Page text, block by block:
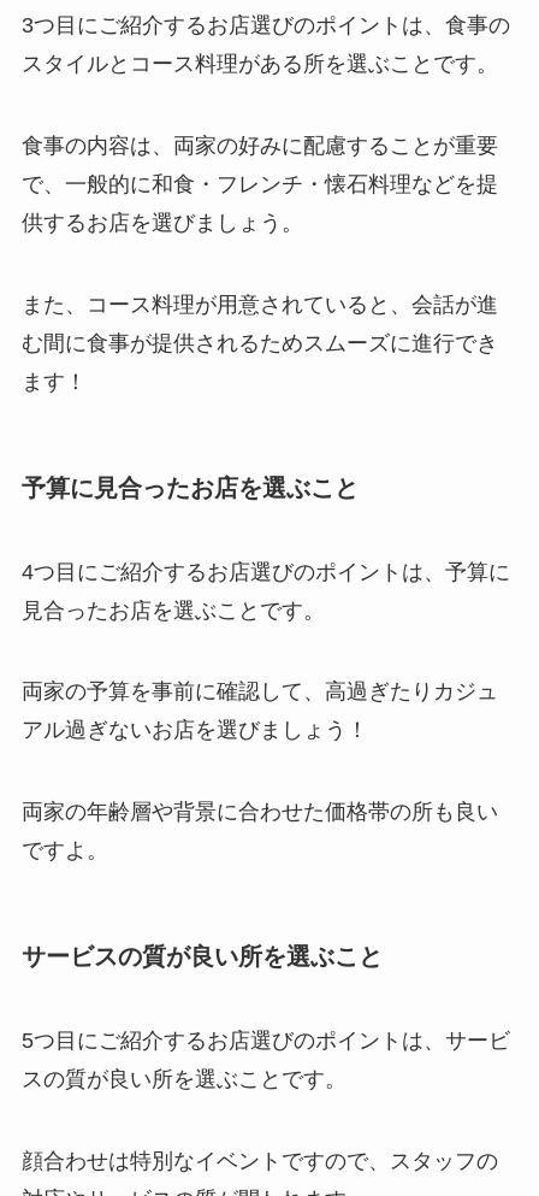
3つ目にご紹介するお店選びのポイントは、食事の
スタイルとコース料理がある所を選ぶことです。
食事の内容は、両家の好みに配慮することが重要
で、一般的に和食・フレンチ・懐石料理などを提
供するお店を選びましょう。
また、コース料理が用意されていると、会話が進
む間に食事が提供されるためスムーズに進行でき
ます！
予算に見合ったお店を選ぶこと
4つ目にご紹介するお店選びのポイントは、予算に
見合ったお店を選ぶことです。
両家の予算を事前に確認して、高過ぎたりカジュ
アル過ぎないお店を選びましょう！
両家の年齢層や背景に合わせた価格帯の所も良い
ですよ。
サービスの質が良い所を選ぶこと
5つ目にご紹介するお店選びのポイントは、サービ
スの質が良い所を選ぶことです。
顔合わせは特別なイベントですので、スタッフの